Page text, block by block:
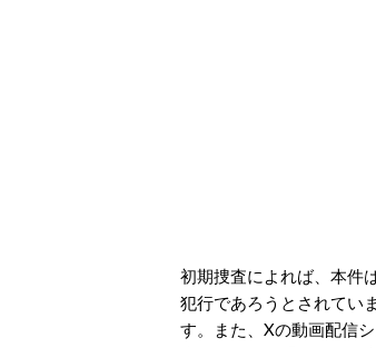
初期捜査によれば、本件
犯行であろうとされてい
す。また、Xの動画配信